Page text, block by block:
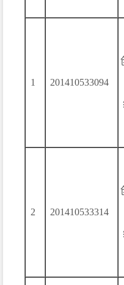
1 201410533094
2 201410533314